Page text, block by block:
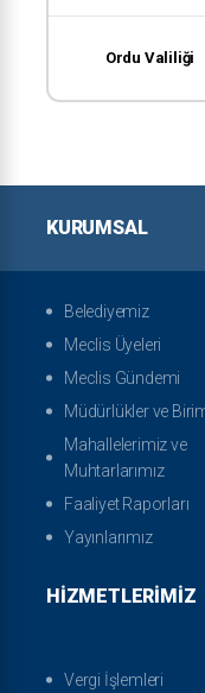
Ordu Valiliği
KURUMSAL
Belediyemiz
Meclis Üyeleri
Meclis Gündemi
Müdürlükler ve
Mahallelerimiz ve
Muhtarlarımız
Faaliyet Raporları
Yayınlarımız
HIZMETLERIMIZ
Vergi İşlemleri